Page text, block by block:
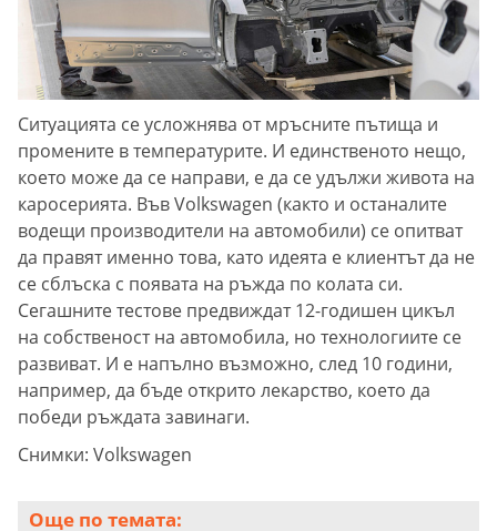
Ситуацията се усложнява от мръсните пътища и
промените в температурите. И единственото нещо,
което може да се направи, е да се удължи живота на
каросерията. Във Volkswagen (както и останалите
водещи производители на автомобили) се опитват
да правят именно това, като идеята е клиентът да не
се сблъска с появата на ръжда по колата си.
Сегашните тестове предвиждат 12-годишен цикъл
на собственост на автомобила, но технологиите се
развиват. И е напълно възможно, след 10 години,
например, да бъде открито лекарство, което да
победи ръждата завинаги.
Снимки: Volkswagen
Още по темата: